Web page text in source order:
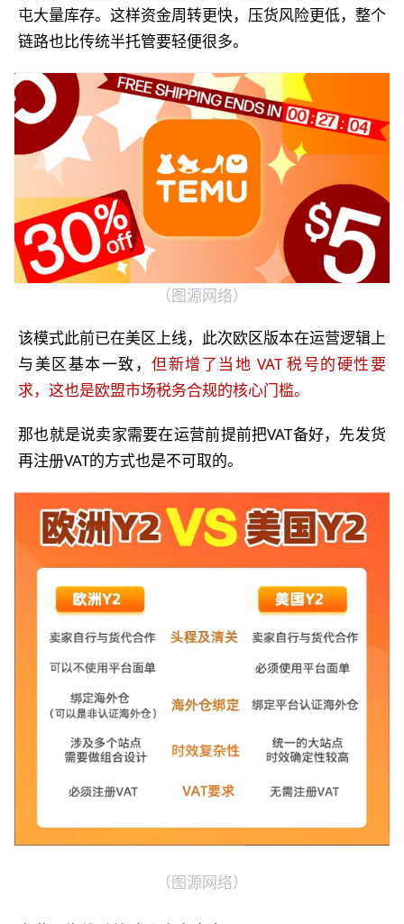
屯大量库存。这样资金周转更快，压货风险更低，整个
链路也比传统半托管要轻便很多。
（图源网络）
该模式此前已在美区上线，此次欧区版本在运营逻辑上
与美区基本一致，但新增了当地 VAT 税号的硬性要
求，这也是欧盟市场税务合规的核心门槛。
那也就是说卖家需要在运营前提前把VAT备好，先发货
再注册VAT的方式也是不可取的。
（图源网络）